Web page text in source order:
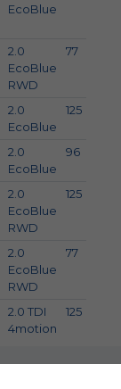
EcoBlue
2.0
EcoBlue
RWD
77
2.0
EcoBlue
125
2.0
EcoBlue
96
2.0
EcoBlue
RWD
125
2.0
EcoBlue
RWD
77
2.0 TDI
4motion
125